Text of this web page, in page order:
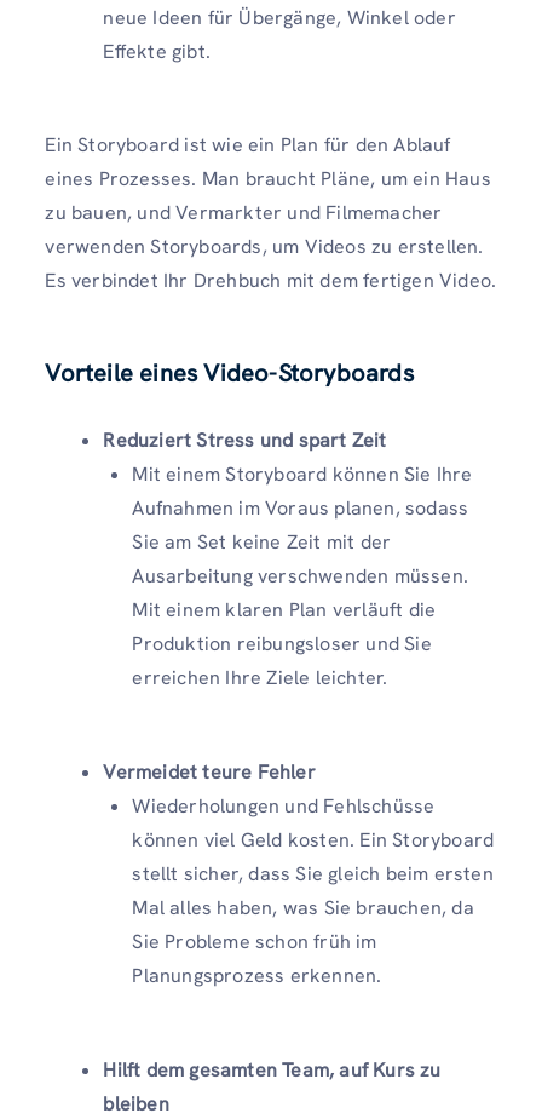
neue Ideen für Übergänge, Winkel oder
Effekte gibt.
Ein Storyboard ist wie ein Plan für den Ablauf
eines Prozesses. Man braucht Pläne, um ein Haus
zu bauen, und Vermarkter und Filmemacher
verwenden Storyboards, um Videos zu erstellen.
Es verbindet Ihr Drehbuch mit dem fertigen Video.
Vorteile eines Video-Storyboards
Reduziert Stress und spart Zeit
Mit einem Storyboard können Sie Ihre
Aufnahmen im Voraus planen, sodass
Sie am Set keine Zeit mit der
Ausarbeitung verschwenden müssen.
Mit einem klaren Plan verläuft die
Produktion reibungsloser und Sie
erreichen Ihre Ziele leichter.
Vermeidet teure Fehler
Wiederholungen und Fehlschüsse
können viel Geld kosten. Ein Storyboard
stellt sicher, dass Sie gleich beim ersten
Mal alles haben, was Sie brauchen, da
Sie Probleme schon früh im
Planungsprozess erkennen.
Hilft dem gesamten Team, auf Kurs zu
bleiben